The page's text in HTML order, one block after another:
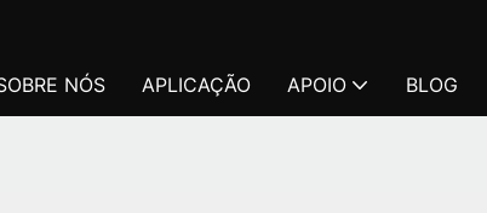
NÓS APLICAÇÃO APOIO BLOG